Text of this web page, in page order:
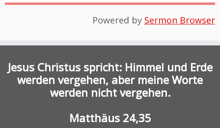
Powered by Sermon Browser
Jesus Christus spricht: Himmel und Erde
werden vergehen, aber meine Worte
werden nicht vergehen.
Matthäus 24,35